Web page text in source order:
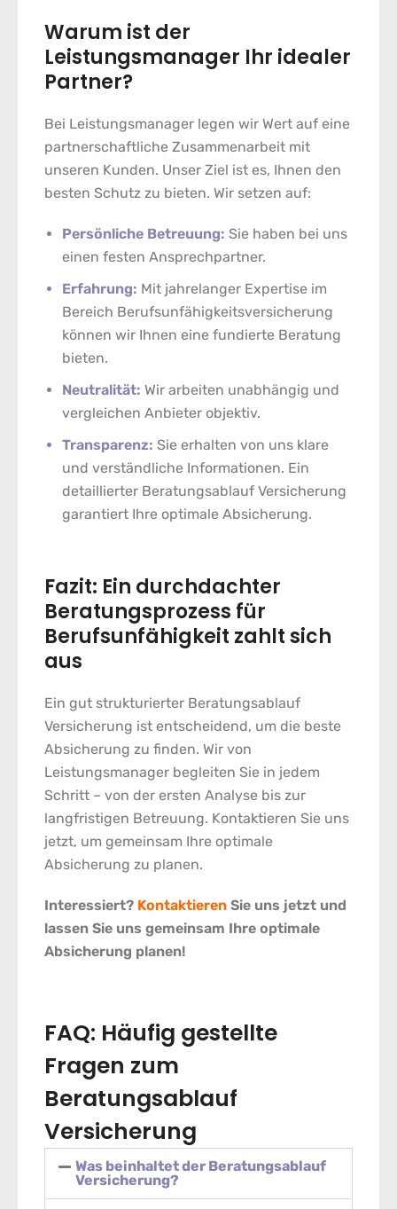
Warum ist der
Leistungsmanager Ihr idealer
Partner?
Bei Leistungsmanager legen wir Wert auf eine
partnerschaftliche Zusammenarbeit mit
unseren Kunden. Unser Ziel ist es, Ihnen den
besten Schutz zu bieten. Wir setzen auf:
Persönliche Betreuung: Sie haben bei uns
einen festen Ansprechpartner.
Erfahrung: Mit jahrelanger Expertise im
Bereich Berufsunfähigkeitsversicherung
können wir Ihnen eine fundierte Beratung
bieten.
Neutralität: Wir arbeiten unabhängig und
vergleichen Anbieter objektiv.
Transparenz: Sie erhalten von uns klare
und verständliche Informationen. Ein
detaillierter Beratungsablauf Versicherung
garantiert Ihre optimale Absicherung.
Fazit: Ein durchdachter
Beratungsprozess für
Berufsunfähigkeit zahlt sich
aus
Ein gut strukturierter Beratungsablauf
Versicherung ist entscheidend, um die beste
Absicherung zu finden. Wir von
Leistungsmanager begleiten Sie in jedem
Schritt – von der ersten Analyse bis zur
langfristigen Betreuung. Kontaktieren Sie uns
jetzt, um gemeinsam Ihre optimale
Absicherung zu planen.
Interessiert? Kontaktieren Sie uns jetzt und
lassen Sie uns gemeinsam Ihre optimale
Absicherung planen!
FAQ: Häufig gestellte
Fragen zum
Beratungsablauf
Versicherung
Was beinhaltet der Beratungsablauf
Versicherung?